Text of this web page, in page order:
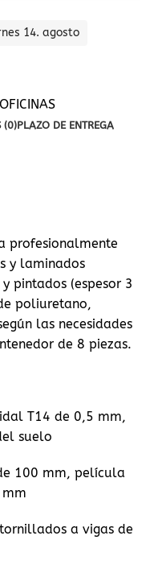
14. agosto
(0)PLAZO DE ENTREGA
profesionalmente
y laminados
pintados (espesor 3
poliuretano,
las necesidades
de 8 piezas.
T14 de 0,5 mm,
suelo
100 mm, película
a vigas de